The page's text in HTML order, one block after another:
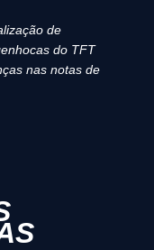
de
do TFT
nas notas de